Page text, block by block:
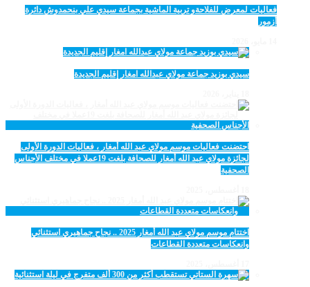
فعاليات لمعرض للفلاحةو تربية الماشية بجماعة سيدي علي بنحمدوش دائرة
أزمور
سيدي بوزيد جماعة مولاي عبدالله امغار إقليم الجديدة
احتضنت فعاليات موسم مولاي عبد الله أمغار ، فعاليات الدورة الأولى
لجائزة مولاي عبد الله أمغار للصحافة بلغت 19عملا في مختلف الأجناس
الصحفية
اختتام موسم مولاي عبد الله أمغار 2025 .. نجاح جماهيري استثنائي
وانعكاسات متعددة القطاعات